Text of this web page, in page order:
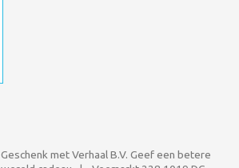
Geschenk met Verhaal B.V. Geef een betere